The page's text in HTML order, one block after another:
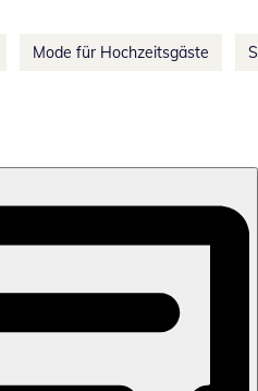
Mode für Hochzeitsgäste